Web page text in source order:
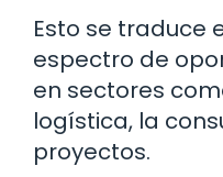
Esto se traduce
espectro de
en sectores
logística, la
proyectos.